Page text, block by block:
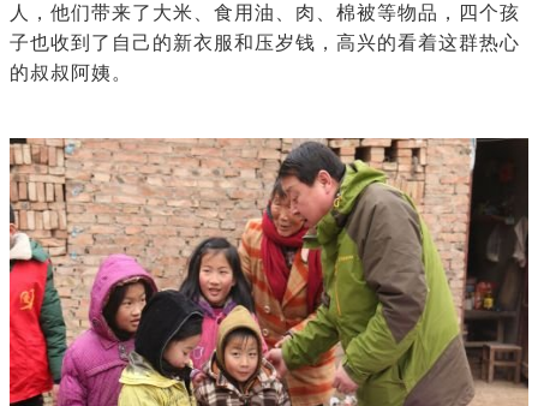
人，他们带来了大米、食用油、肉、棉被等物品，四个孩
子也收到了自己的新衣服和压岁钱，高兴的看着这群热心
的叔叔阿姨。